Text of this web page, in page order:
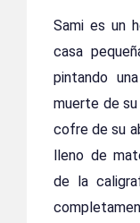
Sami es un
casa
pintando
muerte de su
cofre de su
lleno de
de la